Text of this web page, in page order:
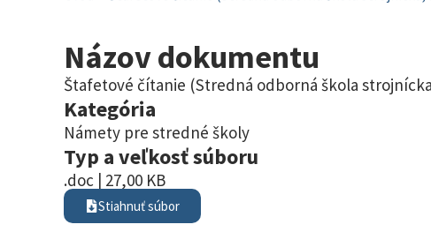
Názov dokumentu
Štafetové čítanie (Stredná odborná škola
Kategória
Námety pre stredné školy
Typ a veľkosť súboru
.doc | 27,00 KB
Stiahnuť súbor